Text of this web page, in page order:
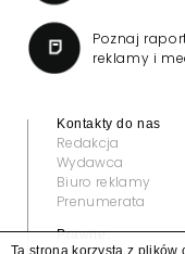
Poznaj
reklamy i
Kontakty do nas
Redakcja
Wydawca
Biuro reklamy
Prenumerata
Prawne:
Ta strona korzysta z plików